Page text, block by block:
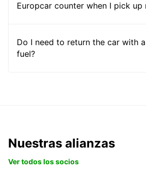
Europcar counter when I pick up
Do I need to return the car with
fuel?
Nuestras alianzas
Ver todos los socios